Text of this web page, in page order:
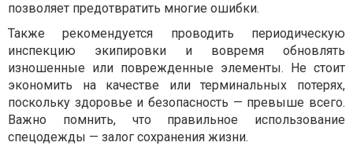
позволяет предотвратить многие ошибки.
Также рекомендуется проводить периодическую
инспекцию экипировки и вовремя обновлять
изношенные или поврежденные элементы. Не стоит
экономить на качестве или терминальных потерях,
поскольку здоровье и безопасность — превыше всего.
Важно помнить, что правильное использование
спецодежды — залог сохранения жизни.